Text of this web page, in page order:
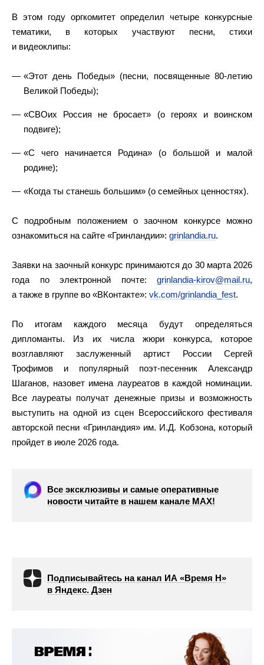
В этом году оргкомитет определил четыре конкурсные
тематики, в которых участвуют песни, стихи
и видеоклипы:
«Этот день Победы» (песни, посвященные 80-летию
Великой Победы);
«СВОих Россия не бросает» (о героях и воинском
подвиге);
«С чего начинается Родина» (о большой и малой
родине);
«Когда ты станешь большим» (о семейных ценностях).
С подробным положением о заочном конкурсе можно
ознакомиться на сайте «Гринландии»: grinlandia.ru.
Заявки на заочный конкурс принимаются до 30 марта 2026
года по электронной почте: grinlandia-kirov@mail.ru,
а также в группе во «ВКонтакте»: vk.com/grinlandia_fest.
По итогам каждого месяца будут определяться
дипломанты. Из их числа жюри конкурса, которое
возглавляют заслуженный артист России Сергей
Трофимов и популярный поэт-песенник Александр
Шаганов, назовет имена лауреатов в каждой номинации.
Все лауреаты получат денежные призы и возможность
выступить на одной из сцен Всероссийского фестиваля
авторской песни «Гринландия» им. И.Д. Кобзона, который
пройдет в июле 2026 года.
Все эксклюзивы и самые оперативные
новости читайте в нашем канале МАХ!
Подписывайтесь на канал ИА «Время Н»
в Яндекс. Дзен